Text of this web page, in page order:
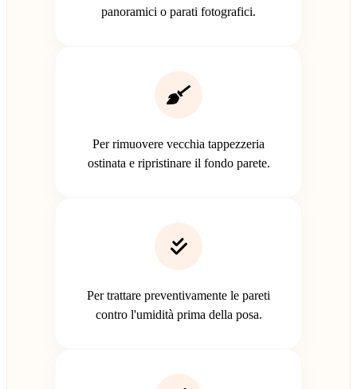
panoramici o parati fotografici.
Per rimuovere vecchia tappezzeria
ostinata e ripristinare il fondo parete.
Per trattare preventivamente le pareti
contro l'umidità prima della posa.